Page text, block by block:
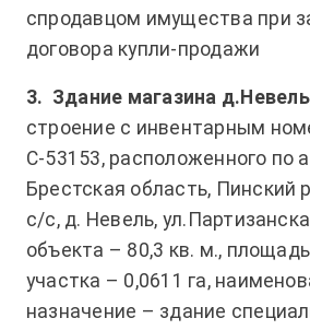
спродавцом имущества при
договора купли-продажи
3. Здание магазина
строение с инвентарным
С-53153, расположенного по
Брестская область, Пинский
с/с, д. Невель,
объекта – 80,3 кв. м.,
участка – 0,0611 га,
назначение – здание